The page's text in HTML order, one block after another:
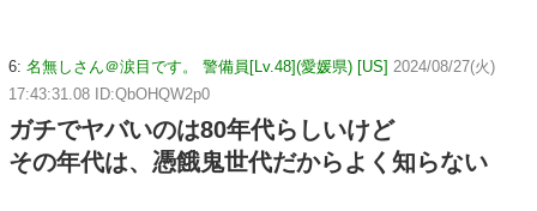
6: 名無しさん＠涙目です。 警備員[Lv.48](愛媛県) [US] 2024/08/27(火)
17:43:31.08 ID:QbOHQW2p0
ガチでヤバいのは80年代らしいけど
その年代は、憑餓鬼世代だからよく知らない